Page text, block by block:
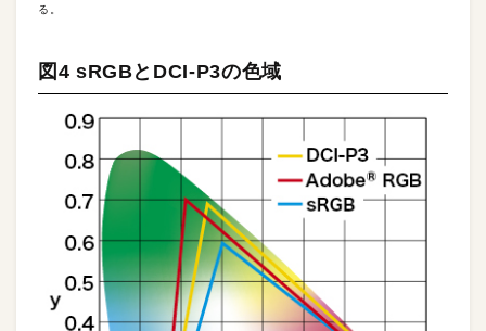
る。
図4 sRGBとDCI-P3の色域